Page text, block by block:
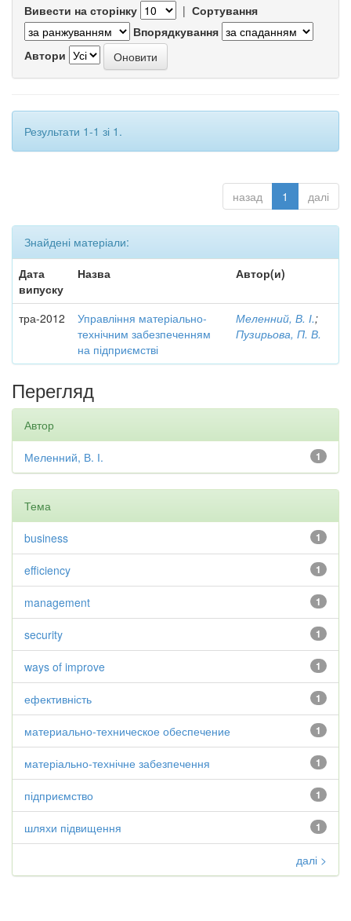
Вивести на сторінку | Сортування
Впорядкування
Автори
Результати 1-1 зі 1.
назад 1 далі
Знайдені матеріали:
Дата
випуску
Назва Автор(и)
тра-2012
Управління матеріально-
технічним забезпеченням
на підприємстві
Меленний, В. І.;
Пузирьова, П. В.
Перегляд
Автор
1
Меленний, В. І.
Тема
1
business
1
efficiency
1
management
1
security
1
ways of improve
1
ефективність
1
материально-техническое обеспечение
1
матеріально-технічне забезпечення
1
підприємство
1
шляхи підвищення
далі >